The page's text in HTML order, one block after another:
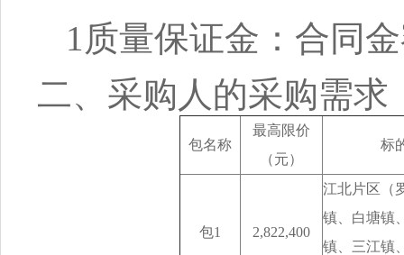
1 质量保证金：合同
二、采购人的采购需求
包名称
最高限价
（元）
标
包1 2,822,400
江北片区（
镇、白塘镇
镇、三江镇